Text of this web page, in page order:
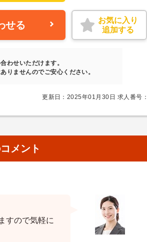
せる
お気に入り
追加する
わせいただけます。
りませんのでご安心ください。
更新日：2025年01月30日 求人番号
メント
すので気軽に